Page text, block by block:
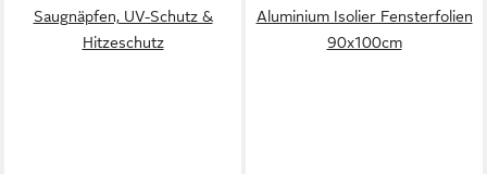
Saugnäpfen, UV-Schutz &
Hitzeschutz
Aluminium Isolier Fensterfolien
90x100cm